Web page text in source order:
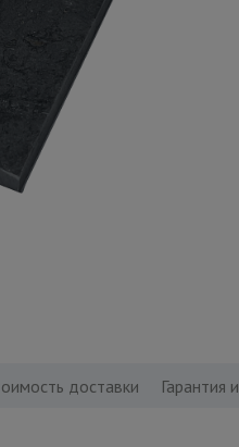
доставки Гарантия